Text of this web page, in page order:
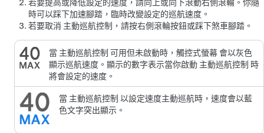
若要提高或降低設定的速度，請向上或向下滾動右側滾輪。你隨
時可以踩下加速腳踏，臨時改變設定的巡航速度。
若要取消 主動巡航控制 ，請按右側滾輪按鈕或踩下煞車腳踏。
當 主動巡航控制 可用但未啟動時，觸控式螢幕會以灰色
顯示巡航速度。顯示的數字表示當你啟動 主動巡航控制 時
將會設定的速度。
當 主動巡航控制 以設定速度主動巡航時，速度會以藍
色文字突出顯示。